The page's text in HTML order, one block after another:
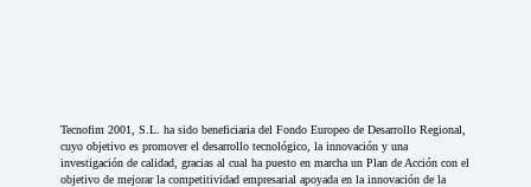
Tecnofim 2001, S.L. ha sido beneficiaria del Fondo Europeo de Desarrollo Regional,
cuyo objetivo es promover el desarrollo tecnológico, la innovación y una
investigación de calidad, gracias al cual ha puesto en marcha un Plan de Acción con el
objetivo de mejorar la competitividad empresarial apoyada en la innovación de la